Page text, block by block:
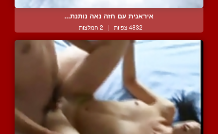
איראנית עם חזה נאה נותנת...
4832 צפיות | 2 המלצות